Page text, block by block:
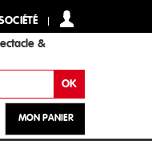
&
MON PANIER